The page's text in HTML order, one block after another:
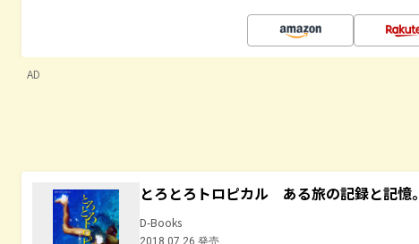
AD
とろとろトロピカル ある旅の記録と記
D-Books
2018.07.26 発売